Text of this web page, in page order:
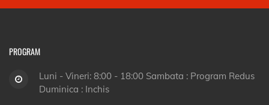
PROGRAM
Luni - Vineri: 8:00 - 18:00 Sambata : Program Redus
Duminica : Inchis